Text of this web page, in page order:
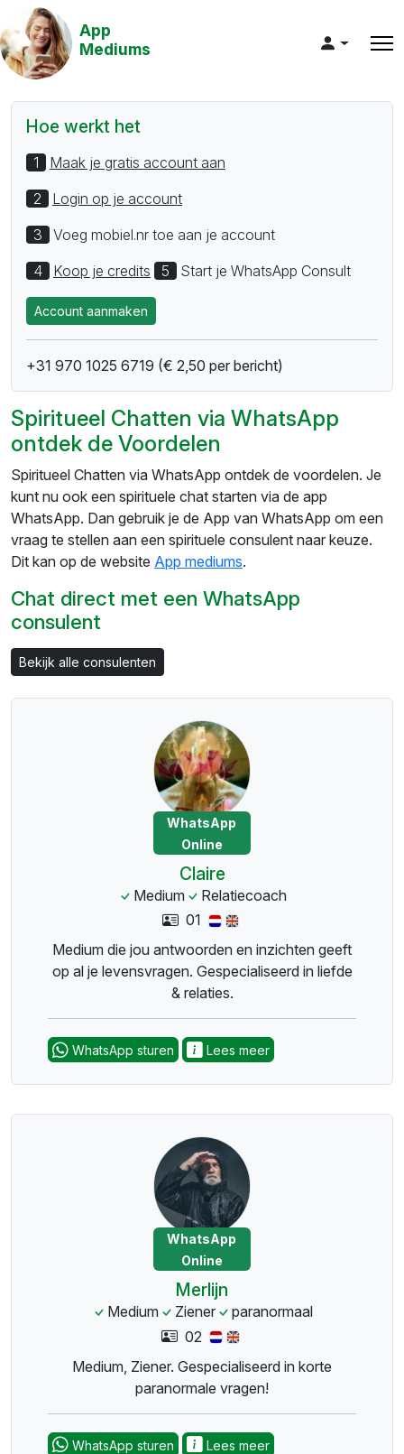
App
Mediums
Hoe werkt het
1
Maak je gratis account aan
2
Login op je account
3
Voeg mobiel.nr toe aan je account
4
Koop je credits 5 Start je WhatsApp Consult
Account aanmaken
+31 970 1025 6719 (€ 2,50 per bericht)
Spiritueel Chatten via WhatsApp
ontdek de Voordelen
Spiritueel Chatten via WhatsApp ontdek de voordelen. Je
kunt nu ook een spirituele chat starten via de app
WhatsApp. Dan gebruik je de App van WhatsApp om een
vraag te stellen aan een spirituele consulent naar keuze.
Dit kan op de website App mediums.
Chat direct met een WhatsApp
consulent
Bekijk alle consulenten
WhatsApp
Online
Claire
Medium
Relatiecoach
01
Medium die jou antwoorden en inzichten geeft
op al je levensvragen. Gespecialiseerd in liefde
& relaties.
WhatsApp sturen Lees meer
WhatsApp
Online
Merlijn
Medium Ziener
paranormaal
02
Medium, Ziener. Gespecialiseerd in korte
paranormale vragen!
WhatsApp sturen Lees meer